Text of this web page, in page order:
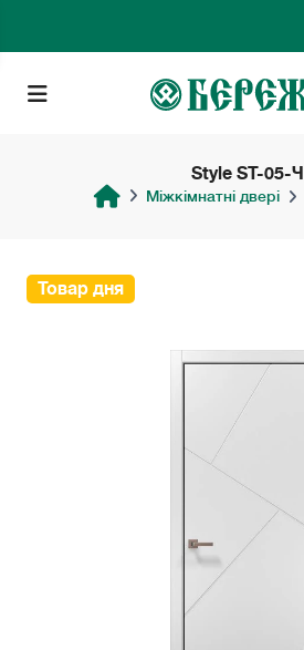
Style ST-05-Ч
Міжкімнатні двері
Товар дня